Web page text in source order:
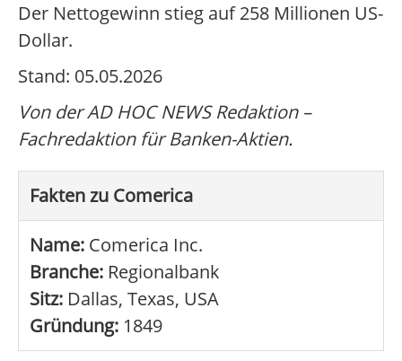
Der Nettogewinn stieg auf 258 Millionen US-
Dollar.
Stand: 05.05.2026
Von der AD HOC NEWS Redaktion –
Fachredaktion für Banken-Aktien.
Fakten zu Comerica
Name: Comerica Inc.
Branche: Regionalbank
Sitz: Dallas, Texas, USA
Gründung: 1849